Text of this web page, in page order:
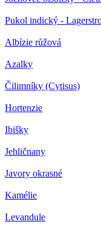
Pukol indický -
Albízie růžová
Azalky
Čilimníky (Cytisus)
Hortenzie
Ibišky
Jehličnany
Javory okrasné
Kamélie
Levandule